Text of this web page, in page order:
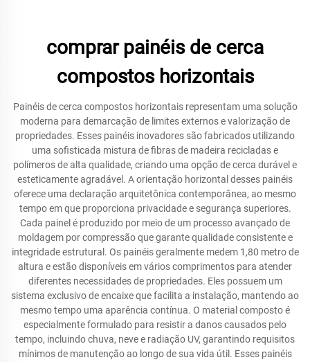
comprar painéis de cerca
compostos horizontais
Painéis de cerca compostos horizontais representam uma solução
moderna para demarcação de limites externos e valorização de
propriedades. Esses painéis inovadores são fabricados utilizando
uma sofisticada mistura de fibras de madeira recicladas e
polímeros de alta qualidade, criando uma opção de cerca durável e
esteticamente agradável. A orientação horizontal desses painéis
oferece uma declaração arquitetônica contemporânea, ao mesmo
tempo em que proporciona privacidade e segurança superiores.
Cada painel é produzido por meio de um processo avançado de
moldagem por compressão que garante qualidade consistente e
integridade estrutural. Os painéis geralmente medem 1,80 metro de
altura e estão disponíveis em vários comprimentos para atender
diferentes necessidades de propriedades. Eles possuem um
sistema exclusivo de encaixe que facilita a instalação, mantendo ao
mesmo tempo uma aparência contínua. O material composto é
especialmente formulado para resistir a danos causados pelo
tempo, incluindo chuva, neve e radiação UV, garantindo requisitos
mínimos de manutenção ao longo de sua vida útil. Esses painéis